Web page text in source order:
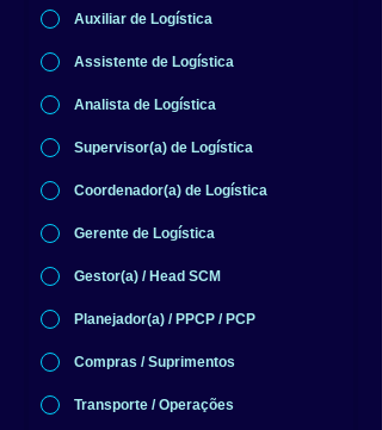
Auxiliar de Logística
Assistente de Logística
Analista de Logística
Supervisor(a) de Logística
Coordenador(a) de Logística
Gerente de Logística
Gestor(a) / Head SCM
Planejador(a) / PPCP / PCP
Compras / Suprimentos
Transporte / Operações